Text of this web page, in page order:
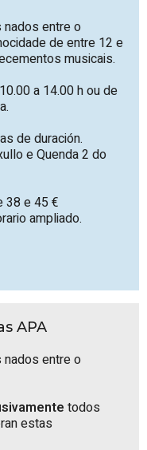
nados entre o
de entre 12 e
musicais.
a 14.00 h ou de
de duración.
e Quenda 2 do
38 e 45 €
ampliado.
APA
nados entre o
todos
estas